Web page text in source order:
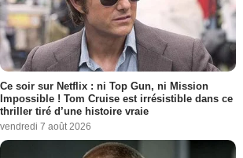
Ce soir sur Netflix : ni Top Gun, ni Mission
Impossible ! Tom Cruise est irrésistible dans ce
thriller tiré d’une histoire vraie
vendredi 7 août 2026